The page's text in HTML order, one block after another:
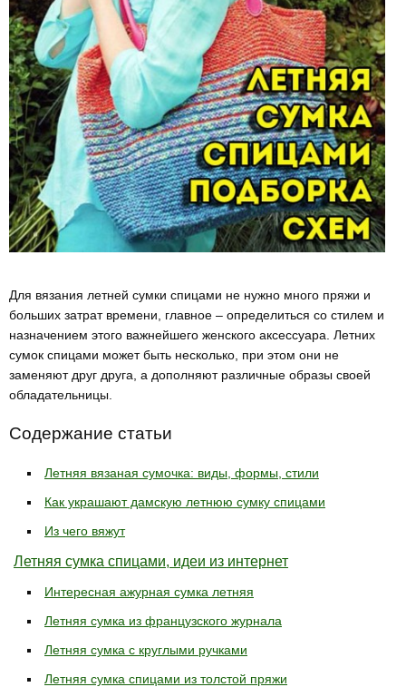
Для вязания летней сумки спицами не нужно много пряжи и
больших затрат времени, главное – определиться со стилем и
назначением этого важнейшего женского аксессуара. Летних
сумок спицами может быть несколько, при этом они не
заменяют друг друга, а дополняют различные образы своей
обладательницы.
Содержание статьи
Летняя вязаная сумочка: виды, формы, стили
Как украшают дамскую летнюю сумку спицами
Из чего вяжут
Летняя сумка спицами, идеи из интернет
Интересная ажурная сумка летняя
Летняя сумка из французского журнала
Летняя сумка с круглыми ручками
Летняя сумка спицами из толстой пряжи